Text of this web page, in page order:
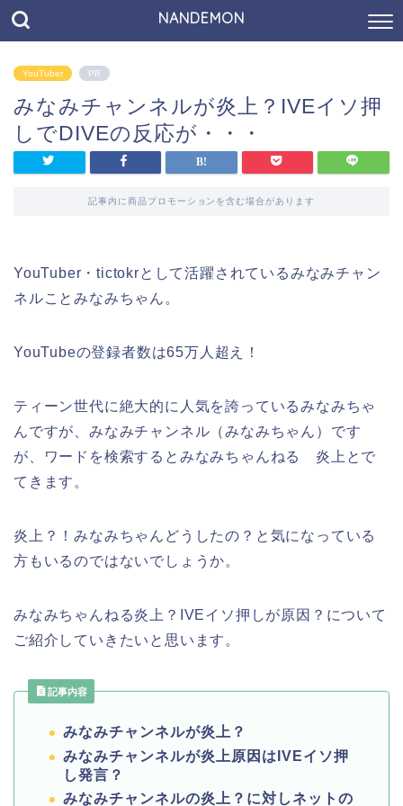
NANDEMON
YouTuber PR
みなみチャンネルが炎上？IVEイソ押
しでDIVEの反応が・・・
記事内に商品プロモーションを含む場合があります
YouTuber・tictokrとして活躍されているみなみチャン
ネルことみなみちゃん。
YouTubeの登録者数は65万人超え！
ティーン世代に絶大的に人気を誇っているみなみちゃ
んですが、みなみチャンネル（みなみちゃん）です
が、ワードを検索するとみなみちゃんねる 炎上とで
てきます。
炎上？！みなみちゃんどうしたの？と気になっている
方もいるのではないでしょうか。
みなみちゃんねる炎上？IVEイソ押しが原因？について
ご紹介していきたいと思います。
記事内容
みなみチャンネルが炎上？
みなみチャンネルが炎上原因はIVEイソ押
し発言？
みなみチャンネルの炎上？に対しネットの